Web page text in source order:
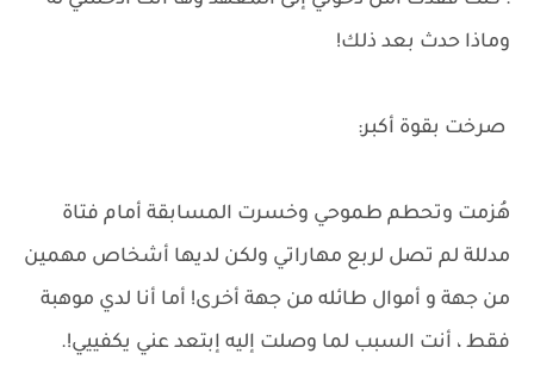
وماذا حدث بعد ذلك!
صرخت بقوة أكبر:
هُزمت وتحطم طموحي وخسرت المسابقة أمام فتاة
مدللة لم تصل لربع مهاراتي ولكن لديها أشخاص مهمين
من جهة و أموال طائله من جهة أخرى! أما أنا لدي موهبة
فقط ، أنت السبب لما وصلت إليه إبتعد عني يكفييي!.